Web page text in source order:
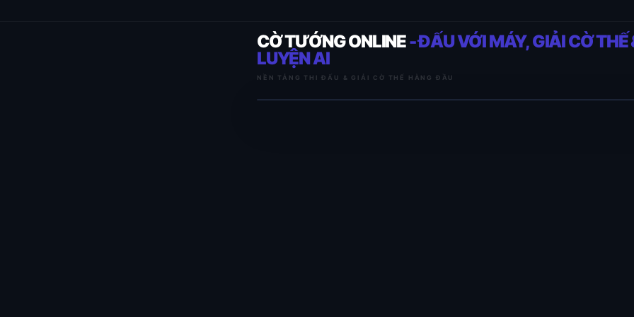
CỜ TƯỚNG ONLINE- ĐẤU VỚI MÁY, GIẢI CỜ THẾ
LUYỆN AI
NỀN TẢNG THI ĐẤU & GIẢI CỜ THẾ HÀNG ĐẦU